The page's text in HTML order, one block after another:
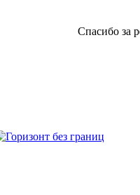
Спасибо за